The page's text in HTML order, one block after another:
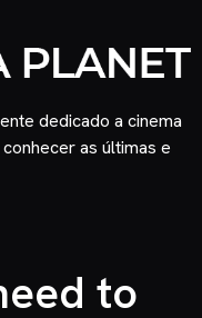
dedicado a cinema
as últimas e
to